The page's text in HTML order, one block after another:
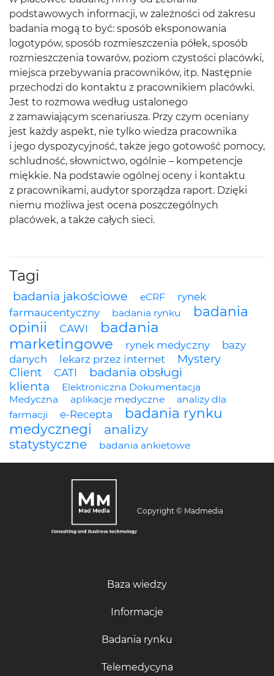
podstawowych informacji, w zależności od zakresu
badania mogą to być: sposób eksponowania
logotypów, sposób rozmieszczenia półek, sposób
rozmieszczenia towarów, poziom czystości placówki,
miejsca przebywania pracowników, itp. Następnie
przechodzi do kontaktu z pracownikiem placówki.
Jest to rozmowa według ustalonego
z zamawiającym scenariusza. Przy czym oceniany
jest każdy aspekt, nie tylko wiedza pracownika
i jego dyspozycyjność, także jego gotowość pomocy,
schludność, słownictwo, ogólnie – kompetencje
miękkie. Na podstawie ogólnej oceny i kontaktu
z pracownikami, audytor sporządza raport. Dzięki
niemu możliwa jest ocena poszczególnych
placówek, a także całych sieci.
Tagi
badania jakościowe eCRF
rynek
farmaucentyczny
badania rynku
badania
opinii
CAWI
badania
marketingowe
rynek medyczny
bazy
danych
lekarz przez internet
Mystery
Client
CATI
badania obsługi
klienta
Elektroniczna Dokumentacja
Medyczna
aplikacje medyczne
analizy dla
farmacji
e-Recepta
badania rynku
medycznegi
analizy
statystyczne
badania ankietowe
Copyright © Madmedia
Baza wiedzy
Informacje
Badania rynku
Telemedycyna